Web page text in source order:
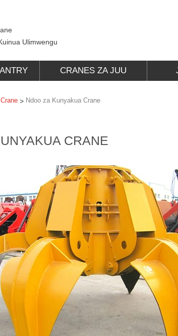
Ulimwengu
CRANES ZA JUU
> Ndoo za Kunyakua Crane
CRANE